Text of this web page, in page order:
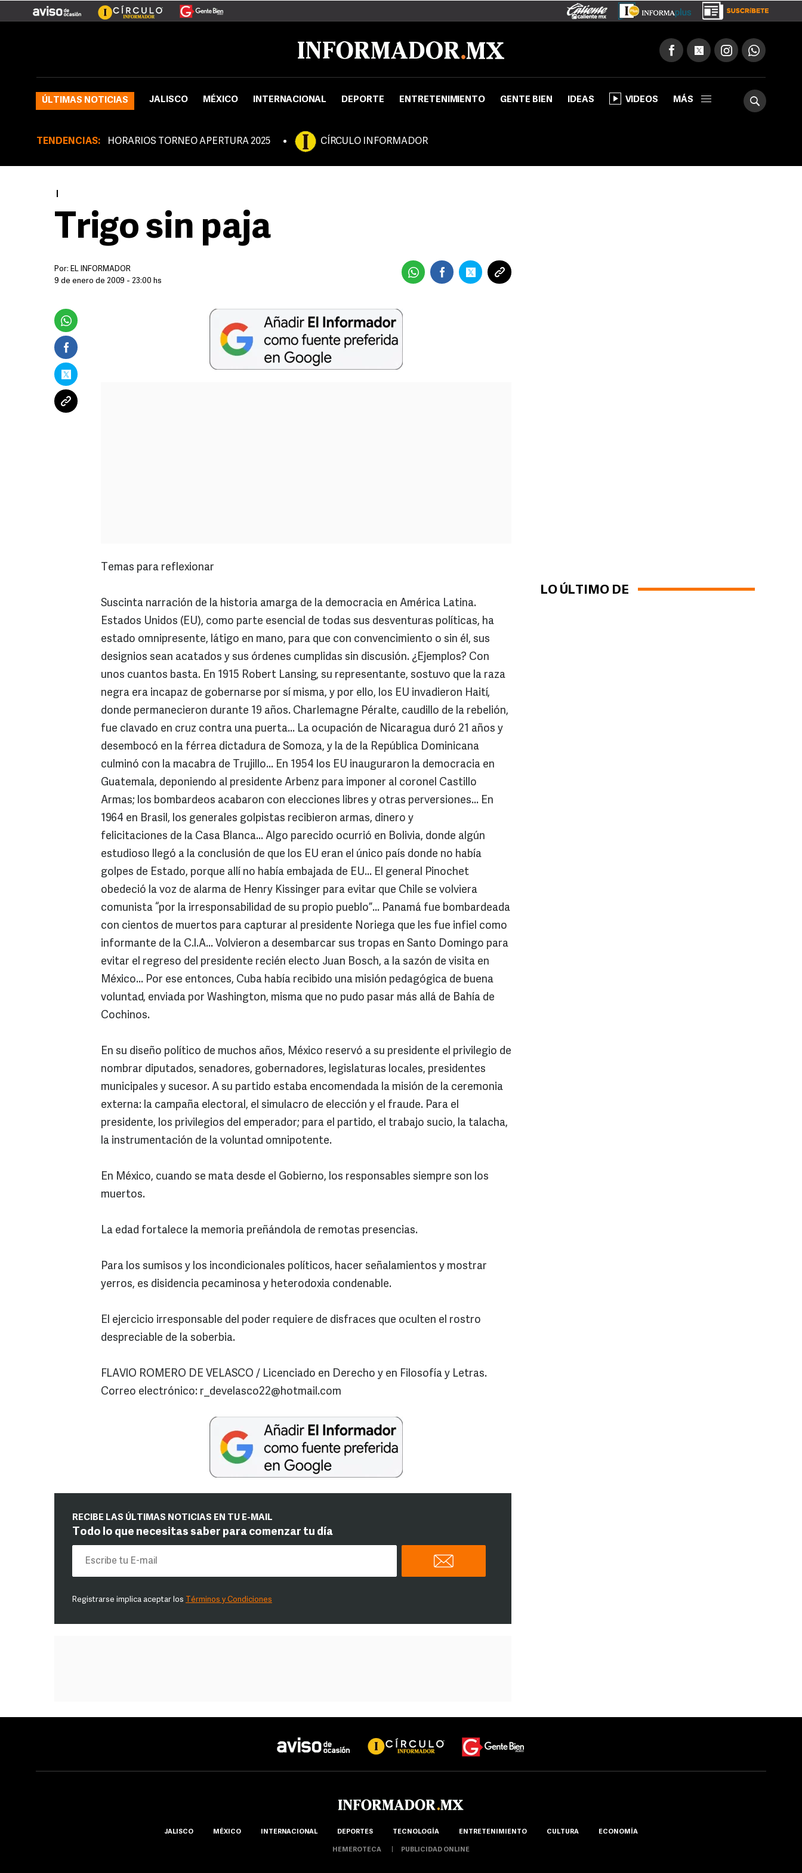
ÚLTIMAS NOTICIAS JALISCO MÉXICO INTERNACIONAL DEPORTE ENTRETENIMIENTO GENTE BIEN IDEAS VIDEOS MÁS
TENDENCIAS: HORARIOS TORNEO APERTURA 2025 CÍRCULO INFORMADOR
LO ÚLTIMO DE
Trigo sin paja
Por: EL INFORMADOR
9 de enero de 2009 - 23:00 hs
Temas para reflexionar
Suscinta narración de la historia amarga de la democracia en América Latina.
Estados Unidos (EU), como parte esencial de todas sus desventuras políticas, ha
estado omnipresente, látigo en mano, para que con convencimiento o sin él, sus
designios sean acatados y sus órdenes cumplidas sin discusión. ¿Ejemplos? Con
unos cuantos basta. En 1915 Robert Lansing, su representante, sostuvo que la raza
negra era incapaz de gobernarse por sí misma, y por ello, los EU invadieron Haití,
donde permanecieron durante 19 años. Charlemagne Péralte, caudillo de la rebelión,
fue clavado en cruz contra una puerta... La ocupación de Nicaragua duró 21 años y
desembocó en la férrea dictadura de Somoza, y la de la República Dominicana
culminó con la macabra de Trujillo... En 1954 los EU inauguraron la democracia en
Guatemala, deponiendo al presidente Arbenz para imponer al coronel Castillo
Armas; los bombardeos acabaron con elecciones libres y otras perversiones... En
1964 en Brasil, los generales golpistas recibieron armas, dinero y
felicitaciones de la Casa Blanca... Algo parecido ocurrió en Bolivia, donde algún
estudioso llegó a la conclusión de que los EU eran el único país donde no había
golpes de Estado, porque allí no había embajada de EU... El general Pinochet
obedeció la voz de alarma de Henry Kissinger para evitar que Chile se volviera
comunista “por la irresponsabilidad de su propio pueblo”... Panamá fue bombardeada
con cientos de muertos para capturar al presidente Noriega que les fue infiel como
informante de la C.I.A... Volvieron a desembarcar sus tropas en Santo Domingo para
evitar el regreso del presidente recién electo Juan Bosch, a la sazón de visita en
México... Por ese entonces, Cuba había recibido una misión pedagógica de buena
voluntad, enviada por Washington, misma que no pudo pasar más allá de Bahía de
Cochinos.
En su diseño político de muchos años, México reservó a su presidente el privilegio de
nombrar diputados, senadores, gobernadores, legislaturas locales, presidentes
municipales y sucesor. A su partido estaba encomendada la misión de la ceremonia
externa: la campaña electoral, el simulacro de elección y el fraude. Para el
presidente, los privilegios del emperador; para el partido, el trabajo sucio, la talacha,
la instrumentación de la voluntad omnipotente.
En México, cuando se mata desde el Gobierno, los responsables siempre son los
muertos.
La edad fortalece la memoria preñándola de remotas presencias.
Para los sumisos y los incondicionales políticos, hacer señalamientos y mostrar
yerros, es disidencia pecaminosa y heterodoxia condenable.
El ejercicio irresponsable del poder requiere de disfraces que oculten el rostro
despreciable de la soberbia.
FLAVIO ROMERO DE VELASCO / Licenciado en Derecho y en Filosofía y Letras.
Correo electrónico: r_develasco22@hotmail.com
RECIBE LAS ÚLTIMAS NOTICIAS EN TU E-MAIL
Todo lo que necesitas saber para comenzar tu día
Registrarse implica aceptar los Términos y Condiciones
JALISCO MÉXICO INTERNACIONAL DEPORTES TECNOLOGÍA ENTRETENIMIENTO CULTURA ECONOMÍA
HEMEROTECA PUBLICIDAD ONLINE